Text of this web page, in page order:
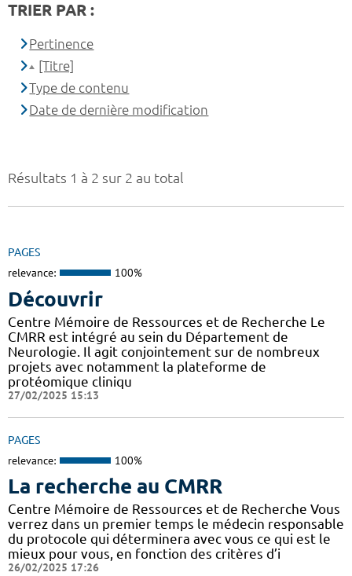
Résultats 1 à 2 sur 2 au total
PAGES
relevance: 100%
Découvrir
Centre Mémoire de Ressources et de Recherche Le
CMRR est intégré au sein du Département de
Neurologie. Il agit conjointement sur de nombreux
projets avec notamment la plateforme de
protéomique cliniqu
27/02/2025 15:13
PAGES
relevance: 100%
La recherche au CMRR
Centre Mémoire de Ressources et de Recherche Vous
verrez dans un premier temps le médecin responsable
du protocole qui déterminera avec vous ce qui est le
mieux pour vous, en fonction des critères d’i
26/02/2025 17:26
TRIER PAR :
Pertinence
[Titre]
Type de contenu
Date de dernière modification